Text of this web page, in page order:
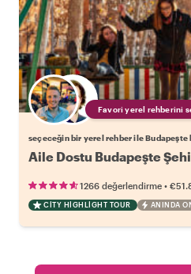
Favori yerel rehberini
seçeceğin bir yerel rehber ile Budapeşte
Aile Dostu Budapeşte
1266 değerlendirme •
CITY HIGHLIGHT TOUR ANINDA